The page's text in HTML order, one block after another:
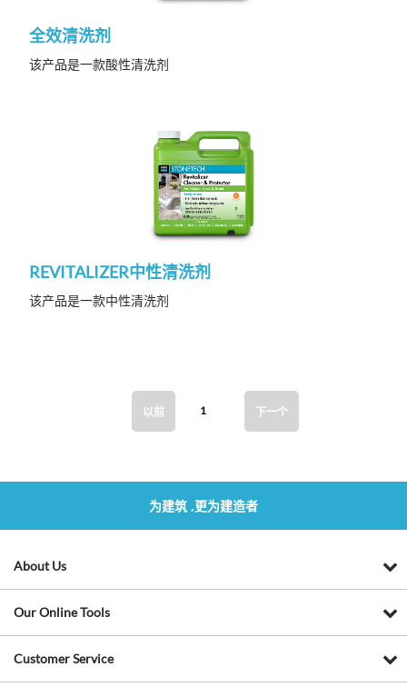
全效清洗剂
该产品是一款酸性清洗剂
REVITALIZER中性清洗剂
该产品是一款中性清洗剂
以前 1 下一个
为建筑 ,更为建造者
About Us
Our Online Tools
Customer Service